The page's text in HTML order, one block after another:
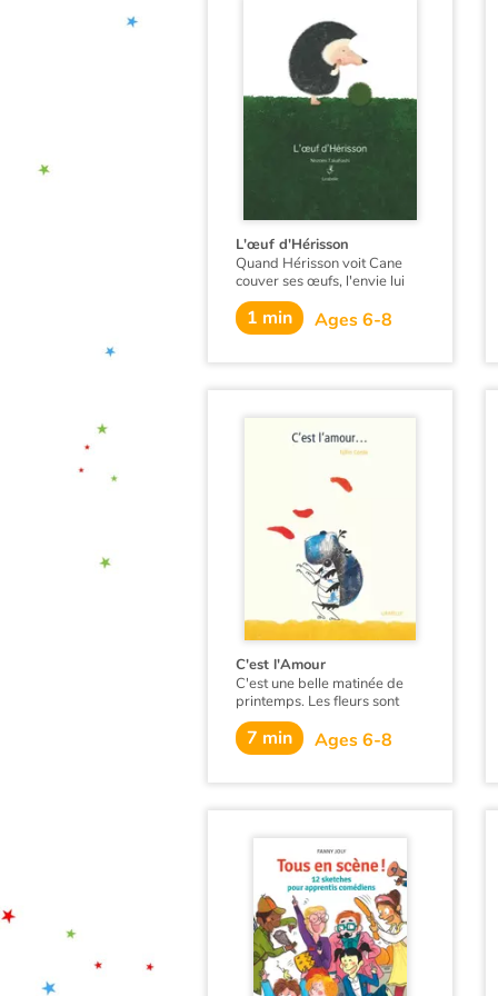
L'œuf d'Hérisson
Quand Hérisson voit Cane
couver ses œufs, l'envie lui
vient de couver à son tour
pour avoir un petit. Hérisson
est raillé par ses pairs…
1 min Ages 6-8
C'est l'Amour
C'est une belle matinée de
printemps. Les fleurs sont
belles et Vladimir le scarabée
sent naître un sentiment
nouveau. Et si c'était cela
7 min Ages 6-8